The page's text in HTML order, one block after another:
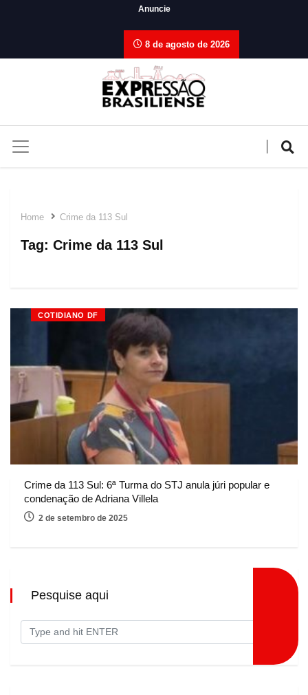
Anuncie
8 de agosto de 2026
Home Crime da 113 Sul
Tag: Crime da 113 Sul
COTIDIANO DF
Crime da 113 Sul: 6ª Turma do STJ anula júri popular e
condenação de Adriana Villela
2 de setembro de 2025
Pesquise aqui